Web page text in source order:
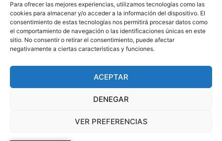
Para ofrecer las mejores experiencias, utilizamos tecnologías como las
cookies para almacenar y/o acceder a la información del dispositivo. El
consentimiento de estas tecnologías nos permitirá procesar datos como
el comportamiento de navegación o las identificaciones únicas en este
sitio. No consentir o retirar el consentimiento, puede afectar
negativamente a ciertas características y funciones.
ACEPTAR
DENEGAR
VER PREFERENCIAS
POLÍTICA DE COOKIES
DECLARACIÓN DE ACCESIBILIDAD
MAPA DEL SITIO
© 2025 GICONDA DEL POZO